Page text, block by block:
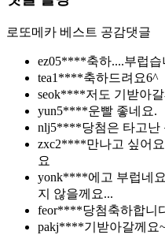
로또메카 베스트 공감댓글
ez05****축하....부럽습
tea1****축하드려요6^
seok****저도 기받아
yun5****운빨 좋네요.
nlj5****당첨은 타고난
zxc2****만나고 싶어
요
yonk****에고 부럽네
지 않을께요...
feor****당첨축하합니
pakj****기받아갈께요